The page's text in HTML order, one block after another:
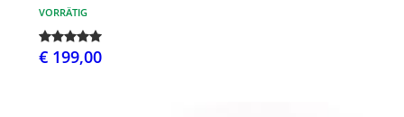
VORRÄTIG
€ 199,00